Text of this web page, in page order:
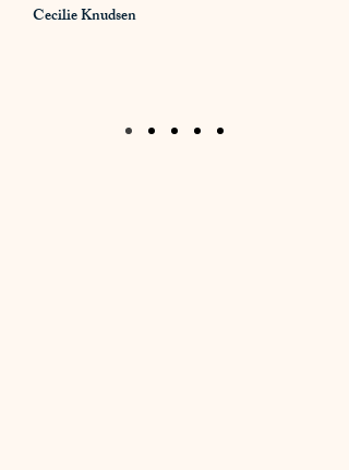
Cecilie Knudsen